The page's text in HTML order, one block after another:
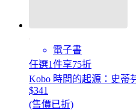
電子書
任選1件享75折
Kobo 時間的起源：史蒂
$341
(售價已折)